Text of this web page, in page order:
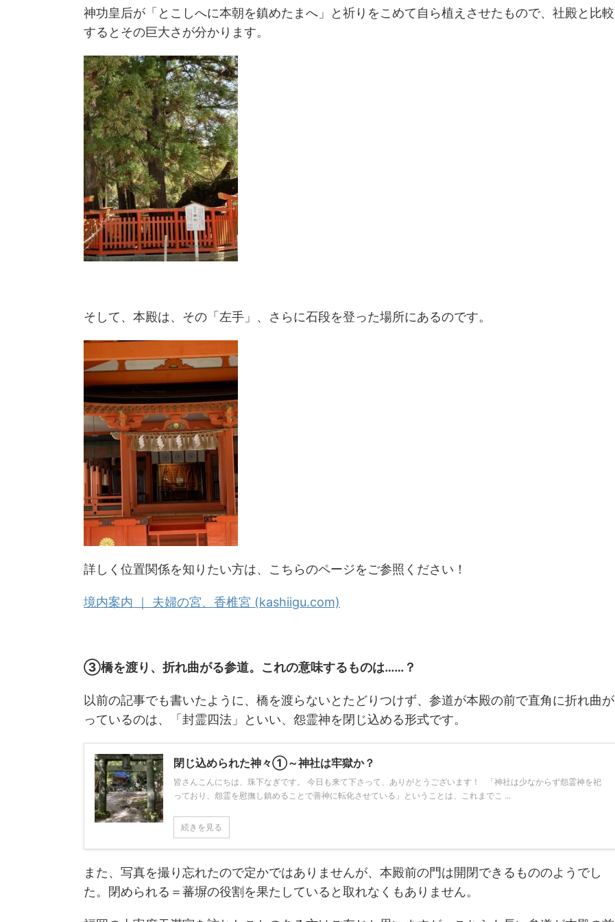
神功皇后が「とこしへに本朝を鎮めたまへ」と祈りをこめて自ら植えさせたもので、社殿と比較
するとその巨大さが分かります。
そして、本殿は、その「左手」、さらに石段を登った場所にあるのです。
詳しく位置関係を知りたい方は、こちらのページをご参照ください！
境内案内 ｜ 夫婦の宮、香椎宮 (kashiigu.com)
③橋を渡り、折れ曲がる参道。これの意味するものは……？
以前の記事でも書いたように、橋を渡らないとたどりつけず、参道が本殿の前で直角に折れ曲が
っているのは、「封霊四法」といい、怨霊神を閉じ込める形式です。
閉じ込められた神々①～神社は牢獄か？
皆さんこんにちは、珠下なぎです。 今日も来て下さって、ありがとうございます！ 「神社は少なからず怨霊神を祀
っており、怨霊を慰撫し鎮めることで善神に転化させている」ということは、これまでこ ...
続きを見る
また、写真を撮り忘れたので定かではありませんが、本殿前の門は開閉できるもののようでし
た。閉められる＝蕃塀の役割を果たしていると取れなくもありません。